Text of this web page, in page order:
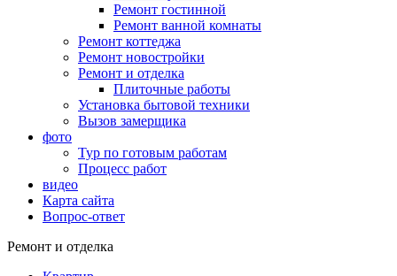
Ремонт гостинной
Ремонт ванной комнаты
Ремонт коттеджа
Ремонт новостройки
Ремонт и отделка
Плиточные работы
Установка бытовой техники
Вызов замерщика
фото
Тур по готовым работам
Процесс работ
видео
Карта сайта
Вопрос-ответ
Ремонт и отделка